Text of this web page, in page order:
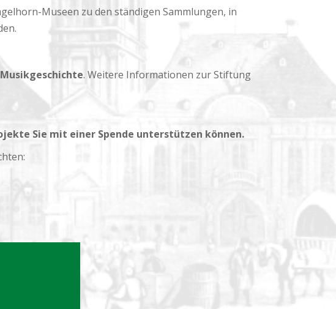
Museen zu den ständigen Sammlungen, in
. Weitere Informationen zur Stiftung
Sie mit einer Spende unterstützen können.